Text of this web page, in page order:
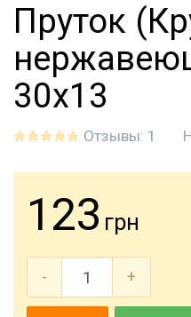
Пруток
30х13
Отзывы: 1
123 грн
- +